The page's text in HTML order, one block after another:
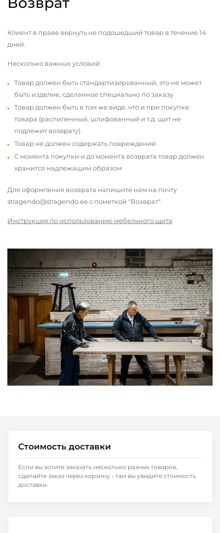
Клиент в праве вернуть не подошедший товар в течение 14
дней.
Несколько важных условий:
Товар должен быть стандартизированный, это не может
быть изделие, сделанное специально по заказу
Товар должен быть в том же виде, что и при покупке
товара (распиленный, шлифованный и т.д. щит не
подлежит возврату)
Товар не должен содержать повреждений
С момента покупки и до момента возврата товар должен
хранится надлежащим образом
Для оформления возврата напишите нам на почту
stragendo@stragendo.ee с пометкой "Возврат".
Инструкция по использованию мебельного щита
Стоимость доставки
Если вы хотите заказать несколько разных товаров,
сделайте заказ через корзину - там вы увидите стоимость
доставки.